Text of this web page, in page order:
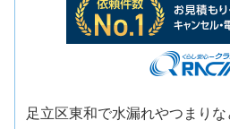
足立区東和で水漏れやつまり